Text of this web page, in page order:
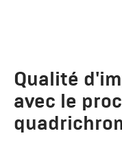
Qualité
avec le